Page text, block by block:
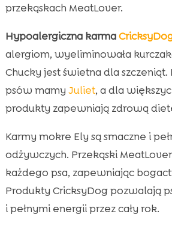
przekąskach MeatLover.
Hypoalergiczna karma
alergiom, wyeliminowała
Chucky jest świetna dla szczeniąt.
psów mamy Juliet, a dla
produkty zapewniają zdrową
Karmy mokre Ely są smaczne i
odżywczych. Przekąski
każdego psa, zapewniając
Produkty CricksyDog pozwalają
i pełnymi energii przez cały rok.